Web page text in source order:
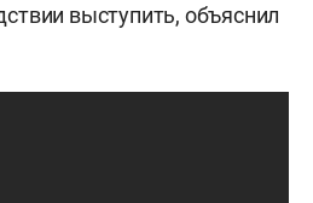
выступить, объяснил